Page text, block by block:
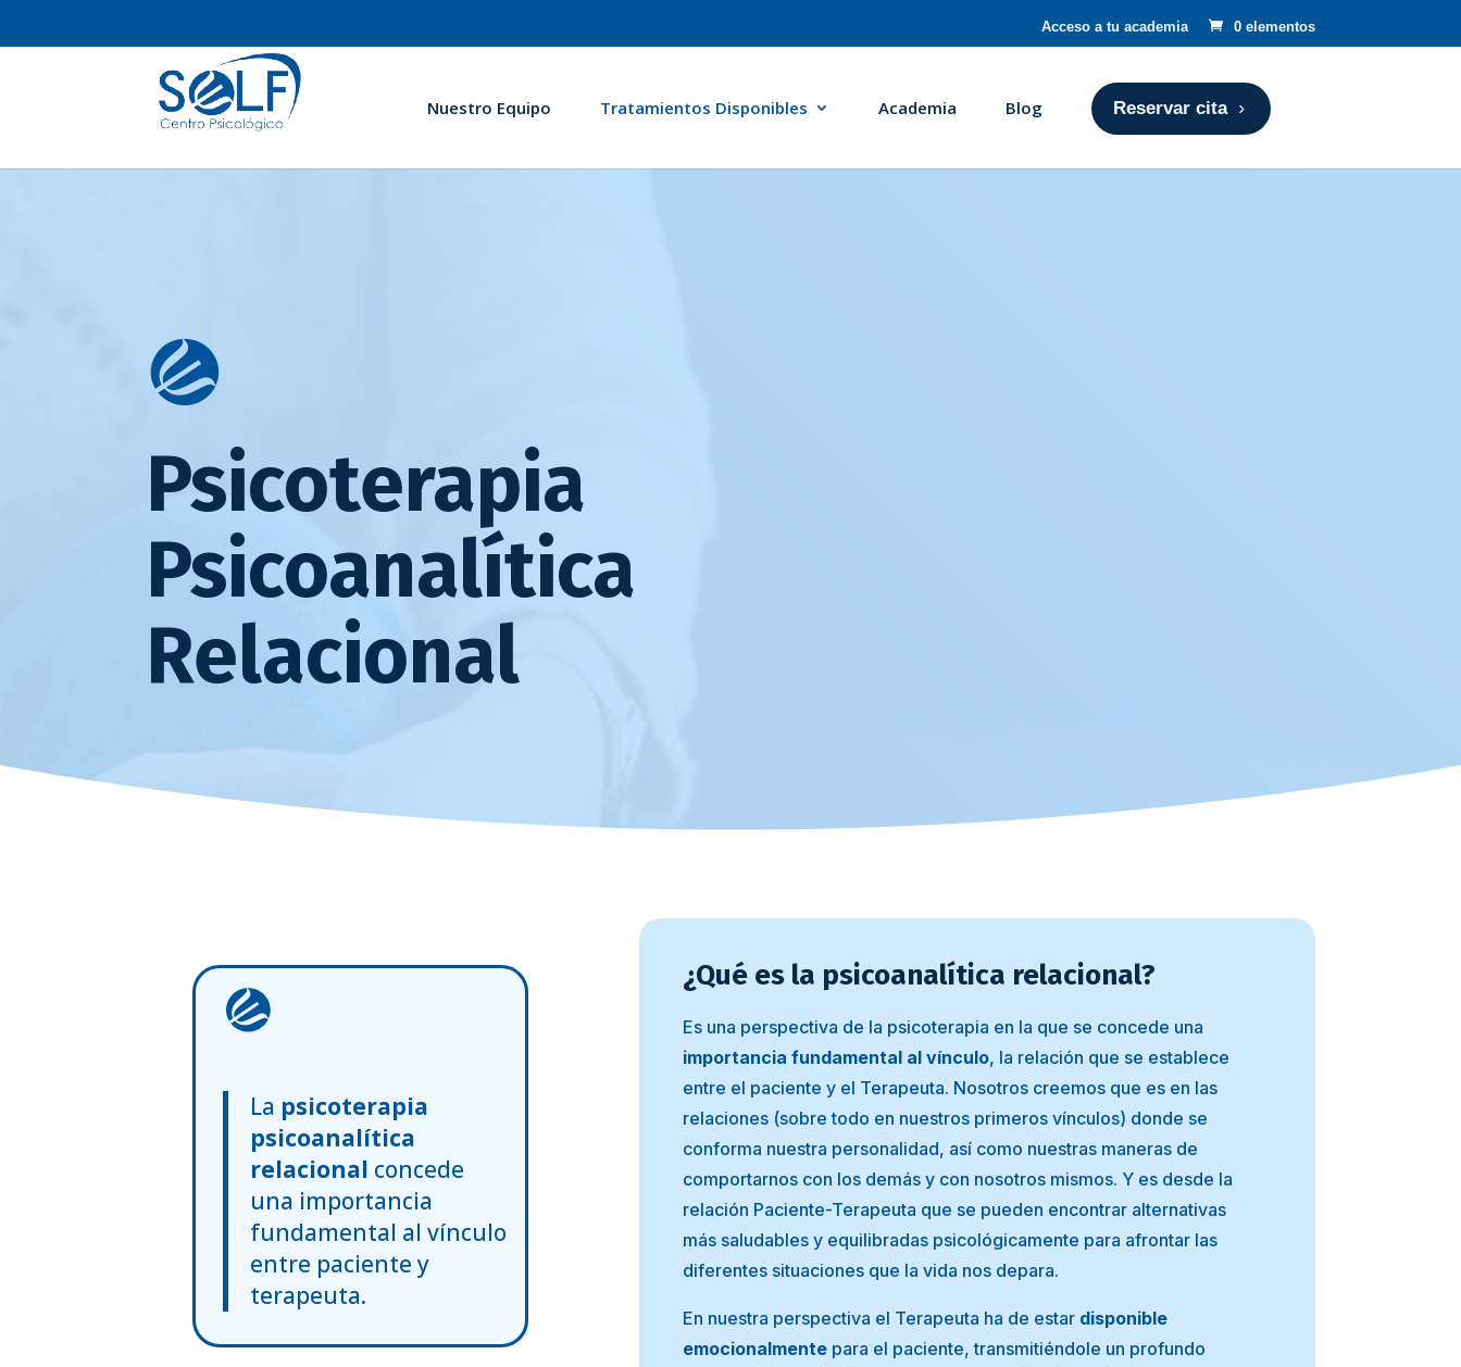
Acceso a tu academia 0 elementos
Nuestro Equipo Tratamientos Disponibles Academia Blog Reservar cita
Psicoterapia
Psicoanalítica
Relacional
La psicoterapia
psicoanalítica
relacional concede
una importancia
fundamental al vínculo
entre paciente y
terapeuta.
¿Qué es la psicoanalítica relacional?
Es una perspectiva de la psicoterapia en la que se concede una
importancia fundamental al vínculo, la relación que se establece
entre el paciente y el Terapeuta. Nosotros creemos que es en las
relaciones (sobre todo en nuestros primeros vínculos) donde se
conforma nuestra personalidad, así como nuestras maneras de
comportarnos con los demás y con nosotros mismos. Y es desde la
relación Paciente-Terapeuta que se pueden encontrar alternativas
más saludables y equilibradas psicológicamente para afrontar las
diferentes situaciones que la vida nos depara.
En nuestra perspectiva el Terapeuta ha de estar disponible
emocionalmente para el paciente, transmitiéndole un profundo